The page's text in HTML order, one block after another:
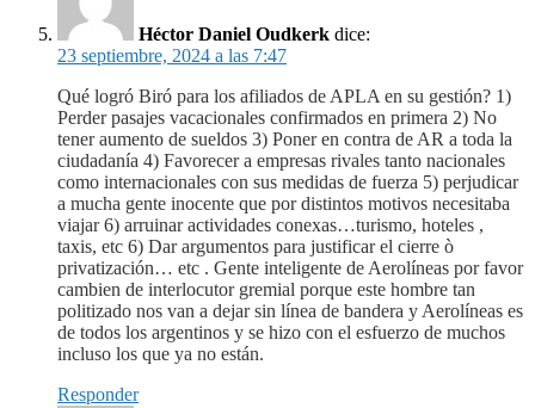
Héctor Daniel Oudkerk dice:
23 septiembre, 2024 a las 7:47
Qué logró Biró para los afiliados de APLA en su gestión? 1)
Perder pasajes vacacionales confirmados en primera 2) No
tener aumento de sueldos 3) Poner en contra de AR a toda la
ciudadanía 4) Favorecer a empresas rivales tanto nacionales
como internacionales con sus medidas de fuerza 5) perjudicar
a mucha gente inocente que por distintos motivos necesitaba
viajar 6) arruinar actividades conexas…turismo, hoteles ,
taxis, etc 6) Dar argumentos para justificar el cierre ò
privatización… etc . Gente inteligente de Aerolíneas por favor
cambien de interlocutor gremial porque este hombre tan
politizado nos van a dejar sin línea de bandera y Aerolíneas es
de todos los argentinos y se hizo con el esfuerzo de muchos
incluso los que ya no están.
Responder